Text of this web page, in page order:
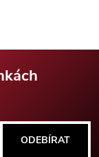
ODEBÍRAT